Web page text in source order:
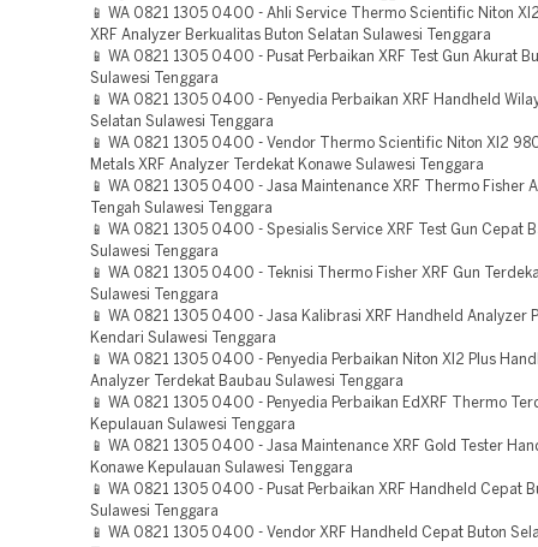
📱 WA 0821 1305 0400 - Ahli Service Thermo Scientific Niton
XRF Analyzer Berkualitas Buton Selatan Sulawesi Tenggara
📱 WA 0821 1305 0400 - Pusat Perbaikan XRF Test Gun Akurat
Sulawesi Tenggara
📱 WA 0821 1305 0400 - Penyedia Perbaikan XRF Handheld
Selatan Sulawesi Tenggara
📱 WA 0821 1305 0400 - Vendor Thermo Scientific Niton Xl2
Metals XRF Analyzer Terdekat Konawe Sulawesi Tenggara
📱 WA 0821 1305 0400 - Jasa Maintenance XRF Thermo Fisher
Tengah Sulawesi Tenggara
📱 WA 0821 1305 0400 - Spesialis Service XRF Test Gun Cepat
Sulawesi Tenggara
📱 WA 0821 1305 0400 - Teknisi Thermo Fisher XRF Gun
Sulawesi Tenggara
📱 WA 0821 1305 0400 - Jasa Kalibrasi XRF Handheld Analyzer
Kendari Sulawesi Tenggara
📱 WA 0821 1305 0400 - Penyedia Perbaikan Niton Xl2 Plus
Analyzer Terdekat Baubau Sulawesi Tenggara
📱 WA 0821 1305 0400 - Penyedia Perbaikan EdXRF Thermo
Kepulauan Sulawesi Tenggara
📱 WA 0821 1305 0400 - Jasa Maintenance XRF Gold Tester
Konawe Kepulauan Sulawesi Tenggara
📱 WA 0821 1305 0400 - Pusat Perbaikan XRF Handheld Cepat
Sulawesi Tenggara
📱 WA 0821 1305 0400 - Vendor XRF Handheld Cepat Buton